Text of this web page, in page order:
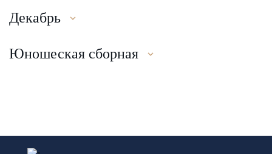
Декабрь
Юношеская сборная